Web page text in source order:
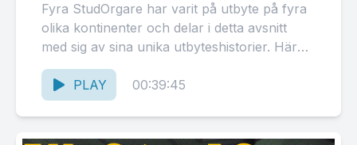
Fyra StudOrgare har varit på utbyte på fyra
olika kontinenter och delar i detta avsnitt
med sig av sina unika utbyteshistorier. Här
diskuteras allt...
PLAY
00:39:45